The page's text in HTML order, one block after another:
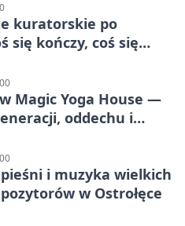
kuratorskie po
się kończy, coś się
Magic Yoga House —
oddechu i
i muzyka wielkich
w Ostrołęce